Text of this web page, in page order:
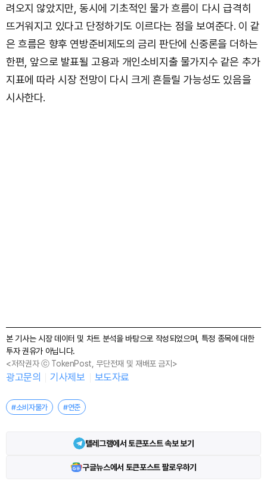
려오지 않았지만, 동시에 기초적인 물가 흐름이 다시 급격히
뜨거워지고 있다고 단정하기도 이르다는 점을 보여준다. 이 같
은 흐름은 향후 연방준비제도의 금리 판단에 신중론을 더하는
한편, 앞으로 발표될 고용과 개인소비지출 물가지수 같은 추가
지표에 따라 시장 전망이 다시 크게 흔들릴 가능성도 있음을
시사한다.
본 기사는 시장 데이터 및 차트 분석을 바탕으로 작성되었으며, 특정 종목에 대한
투자 권유가 아닙니다.
<저작권자 ⓒ TokenPost, 무단전재 및 재배포 금지>
광고문의 기사제보 보도자료
#소비자물가 #연준
텔레그램에서 토큰포스트 속보 보기
구글뉴스에서 토큰포스트 팔로우하기